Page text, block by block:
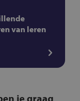
van leren
je graag